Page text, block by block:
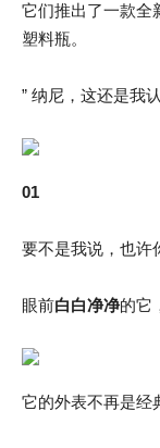
它们推出了一款全
塑料瓶。
” 纳尼，这还是我
01
要不是我说，也许
眼前白白净净的它
它的外表不再是经